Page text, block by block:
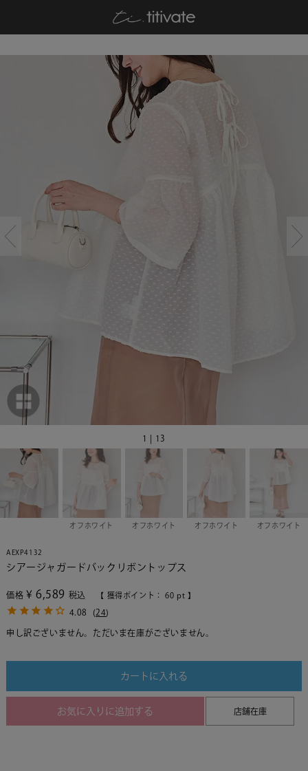
1 | 13
オフホワイト オフホワイト オフホワイト オフホワイト
AEXP4132
シアージャガードバックリボントップス
価格 ¥ 6,589 税込 【 獲得ポイント： 60 pt 】
4.08 (24)
申し訳ございません。ただいま在庫がございません。
カートに入れる
お気に入りに追加する 店舗在庫